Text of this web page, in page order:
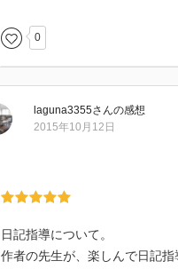
0
laguna3355さんの感想
2015年10月12日
日記指導について。
作者の先生が、楽しんで日記指